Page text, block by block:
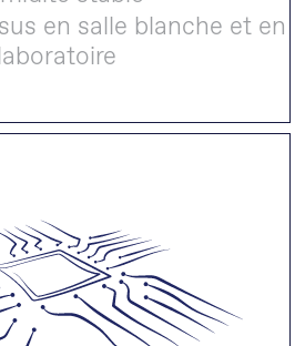
en salle blanche et en
laboratoire